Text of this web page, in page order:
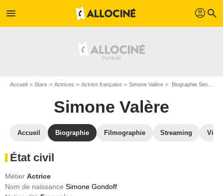
menu profil search
Accueil Stars Actrices Actrice française Simone Valère Biographie Simone Valère
Simone Valère
Accueil Biographie Filmographie Streaming
État civil
Métier Actrice
Nom de naissance Simone Gondoff